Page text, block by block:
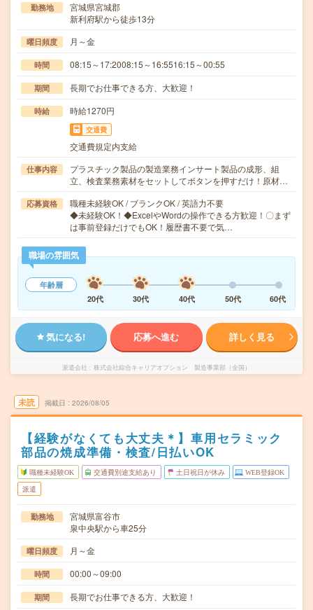
勤務地
宮城県宮城郡
新利府駅から徒歩13分
曜日頻度 月～金
時間 08:15～17:2008:15～16:5516:15～00:55
期間 長期でお仕事できる方、大歓迎！
時給 時給1270円
交通費
交通費規定内支給
仕事内容
プラスチック製品の製造業務インサート製品の成形、組
立、検査業務素材をセットしてボタンを押すだけ！原材…
応募資格
職種未経験OK / ブランクOK / 英語力不要
◆未経験OK！◆ExcelやWordの操作できる方歓迎！〇まず
は事前登録だけでもOK！履歴書不要で気…
職場の雰囲気
年齢層
20代
30代 40代 50代 60代
気になる! 応募へ進む 詳しく見る
派遣会社 株式会社綜合キャリアオプション 製造事業部（全国）
未読 掲載日 2026/08/05
【経験がなくても大丈夫＊】車用セラミック
部品の焼成準備・検査/日払いOK
職種未経験OK 交通費別途支給あり 土日祝日が休み WEB登録OK
派遣
勤務地
宮城県富谷市
泉中央駅から車25分
曜日頻度 月～金
時間 00:00～09:00
期間 長期でお仕事できる方、大歓迎！